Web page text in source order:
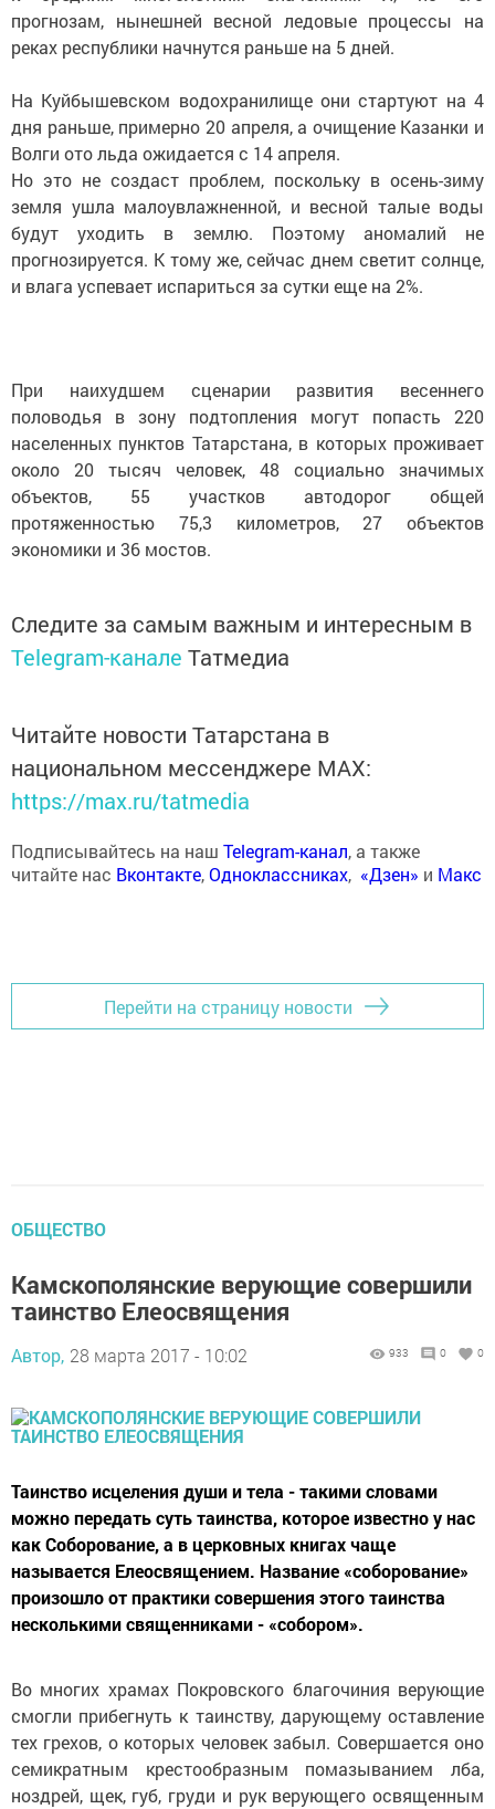
прогнозам, нынешней весной ледовые процессы на
реках республики начнутся раньше на 5 дней.
На Куйбышевском водохранилище они стартуют на 4
дня раньше, примерно 20 апреля, а очищение Казанки и
Волги ото льда ожидается с 14 апреля.
Но это не создаст проблем, поскольку в осень-зиму
земля ушла малоувлажненной, и весной талые воды
будут уходить в землю. Поэтому аномалий не
прогнозируется. К тому же, сейчас днем светит солнце,
и влага успевает испариться за сутки еще на 2%.
При наихудшем сценарии развития весеннего
половодья в зону подтопления могут попасть 220
населенных пунктов Татарстана, в которых проживает
около 20 тысяч человек, 48 социально значимых
объектов, 55 участков автодорог общей
протяженностью 75,3 километров, 27 объектов
экономики и 36 мостов.
Следите за самым важным и интересным в
Telegram-канале Татмедиа
Читайте новости Татарстана в
национальном мессенджере MАХ:
https://max.ru/tatmedia
Подписывайтесь на наш Telegram-канал, а также
читайте нас Вконтакте,Одноклассниках, «Дзен» и Макс
Перейти на страницу новости
ОБЩЕСТВО
Камскополянские верующие совершили
таинство Елеосвящения
Автор, 28 марта 2017 - 10:02 933 0 0
Таинство исцеления души и тела - такими словами
можно передать суть таинства, которое известно у нас
как Соборование, а в церковных книгах чаще
называется Елеосвящением. Название «соборование»
произошло от практики совершения этого таинства
несколькими священниками - «собором».
Во многих храмах Покровского благочиния верующие
смогли прибегнуть к таинству, дарующему оставление
тех грехов, о которых человек забыл. Совершается оно
семикратным крестообразным помазыванием лба,
ноздрей, щек, губ, груди и рук верующего освященным